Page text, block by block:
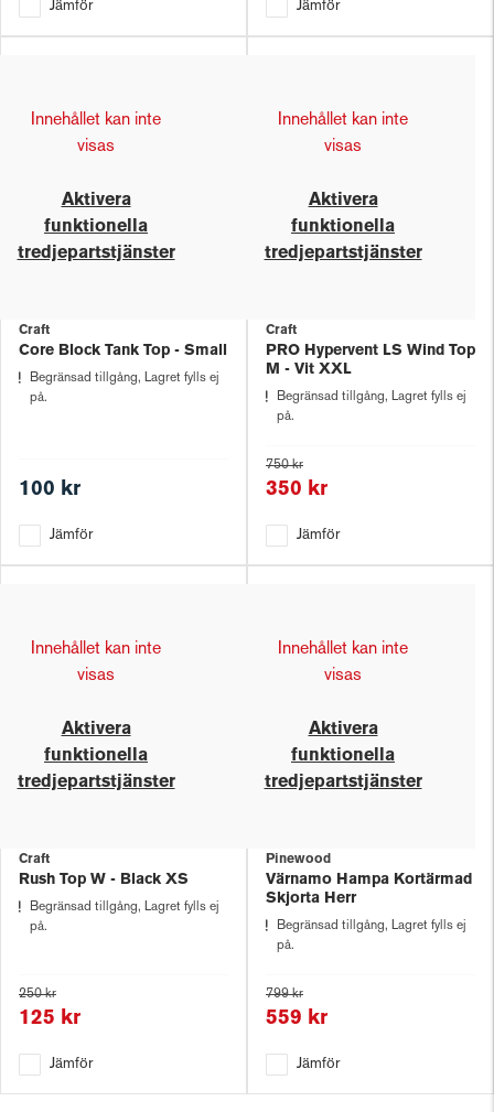
Jämför Jämför
Innehållet kan inte
visas
Aktivera
funktionella
tredjepartstjänster
Craft
Core Block Tank Top - Small
Begränsad tillgång, Lagret fylls ej
på.
100 kr
Jämför
Innehållet kan inte
visas
Aktivera
funktionella
tredjepartstjänster
Craft
PRO Hypervent LS Wind Top
M - Vit XXL
Begränsad tillgång, Lagret fylls ej
på.
750 kr
350 kr
Jämför
Innehållet kan inte
visas
Aktivera
funktionella
tredjepartstjänster
Craft
Rush Top W - Black XS
Begränsad tillgång, Lagret fylls ej
på.
250 kr
125 kr
Jämför
Innehållet kan inte
visas
Aktivera
funktionella
tredjepartstjänster
Pinewood
Värnamo Hampa Kortärmad
Skjorta Herr
Begränsad tillgång, Lagret fylls ej
på.
799 kr
559 kr
Jämför